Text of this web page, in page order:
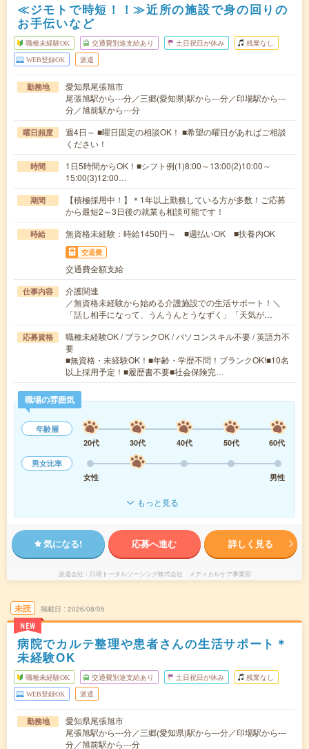
≪ジモトで時短！！≫近所の施設で身の回りの
お手伝いなど
職種未経験OK 交通費別途支給あり 土日祝日が休み 残業なし
WEB登録OK 派遣
勤務地
愛知県尾張旭市
尾張旭駅から---分／三郷(愛知県)駅から---分／印場駅から---
分／旭前駅から---分
曜日頻度
週4日～ ■曜日固定の相談OK！ ■希望の曜日があればご相談
ください！
時間
1日5時間からOK！■シフト例(1)8:00～13:00(2)10:00～
15:00(3)12:00…
期間
【積極採用中！】＊1年以上勤務している方が多数！ご応募
から最短2～3日後の就業も相談可能です！
時給 無資格未経験：時給1450円～ ■週払いOK ■扶養内OK
交通費
交通費全額支給
仕事内容
介護関連
／無資格未経験から始める介護施設での生活サポート！＼
「話し相手になって、うんうんとうなずく」「天気が…
応募資格
職種未経験OK / ブランクOK / パソコンスキル不要 / 英語力不
要
■無資格・未経験OK！■年齢・学歴不問！ブランクOK!■10名
以上採用予定！■履歴書不要■社会保険完…
職場の雰囲気
年齢層
20代
30代 40代 50代
60代
男女比率
女性
男性
もっと見る
気になる! 応募へ進む 詳しく見る
派遣会社 日研トータルソーシング株式会社 メディカルケア事業部
未読
NEW
掲載日 2026/08/05
病院でカルテ整理や患者さんの生活サポート＊
未経験OK
職種未経験OK 交通費別途支給あり 土日祝日が休み 残業なし
WEB登録OK 派遣
勤務地
愛知県尾張旭市
尾張旭駅から---分／三郷(愛知県)駅から---分／印場駅から---
分／旭前駅から---分